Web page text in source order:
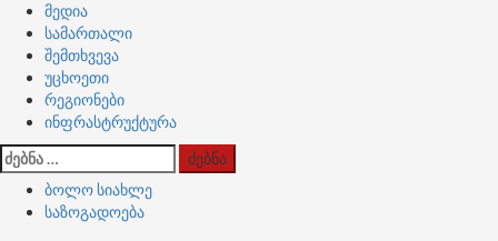
მედია
სამართალი
შემთხვევა
უცხოეთი
რეგიონები
ინფრასტრუქტურა
ძებნა:
ბოლო სიახლე
საზოგადოება